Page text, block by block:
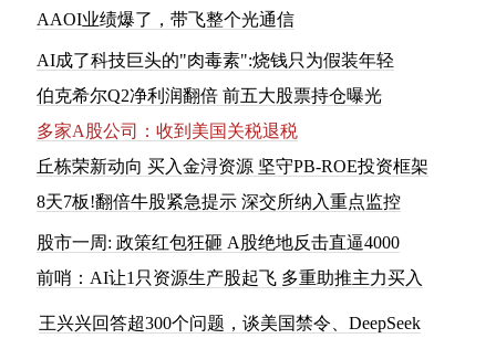
AAOI业绩爆了 ， 带飞整个光通信
AI成了科技巨头的"肉毒素":烧钱只为假装年轻
伯克希尔Q2净利润翻倍 前五大股票持仓曝光
多家A股公司：收到美国关税退税
丘栋荣新动向 买入金浔资源 坚守PB-ROE投资框架
8天7板!翻倍牛股紧急提示 深交所纳 入重点监控
股市一周: 政策红包狂砸 A股绝地反击直逼4000
前哨 ： AI让1 只 资源生产股起飞 多重助推主力买入
王兴兴回答超300个问题 ， 谈美国禁令 DeepSeek